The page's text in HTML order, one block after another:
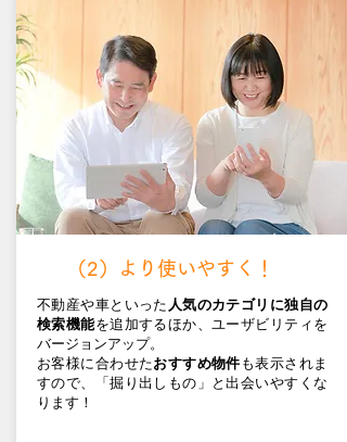
​（2）より使いやすく！
不動産や車といった 人気のカテゴリに独自の
検索機能を追加するほか、ユーザビリティを
バージョンアップ。
お客様に合わせたおすすめ物件 も表示されま
すので、「掘り出しもの」と出会いやすくな
ります！